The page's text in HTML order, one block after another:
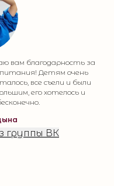
вам благодарность за
Детям очень
все съели и были
его хотелось и
группы ВК